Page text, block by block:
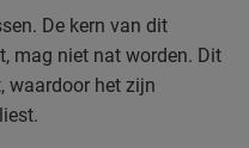
De kern van dit
mag niet nat worden. Dit
waardoor het zijn